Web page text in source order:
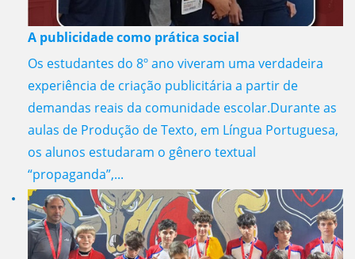
A publicidade como prática social
Os estudantes do 8º ano viveram uma verdadeira
experiência de criação publicitária a partir de
demandas reais da comunidade escolar.Durante as
aulas de Produção de Texto, em Língua Portuguesa,
os alunos estudaram o gênero textual
“propaganda”,...